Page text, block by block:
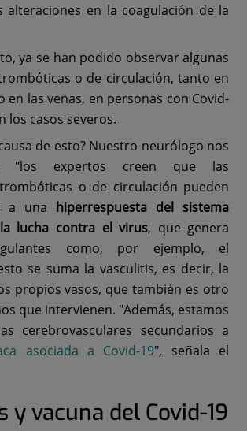
alteraciones en la coagulación de la
ya se han podido observar algunas
o de circulación, tanto en
en las venas, en personas con Covid-
los casos severos.
de esto? Nuestro neurólogo nos
"los expertos creen que las
o de circulación pueden
a una hiperrespuesta del sistema
lucha contra el virus, que genera
como, por ejemplo, el
se suma la vasculitis, es decir, la
propios vasos, que también es otro
que intervienen. "Además, estamos
cerebrovasculares secundarios a
asociada a Covid-19", señala el
y vacuna del Covid-19